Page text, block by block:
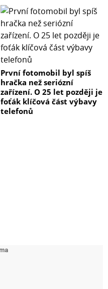
První fotomobil byl spíš
hračka než seriózní
zařízení. O 25 let později je
foťák klíčová část výbavy
telefonů